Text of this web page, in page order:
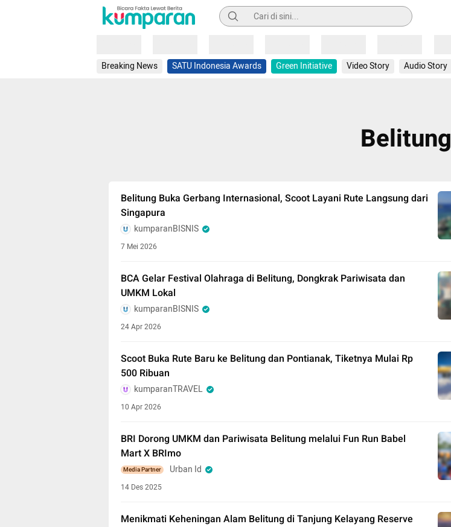
Pencarian
Breaking News SATU Indonesia Awards Green Initiative Video Story Audio Story
Belitung
Belitung Buka Gerbang Internasional, Scoot Layani Rute Langsung dari
Singapura
kumparanBISNIS
7 Mei 2026
BCA Gelar Festival Olahraga di Belitung, Dongkrak Pariwisata dan
UMKM Lokal
kumparanBISNIS
24 Apr 2026
Scoot Buka Rute Baru ke Belitung dan Pontianak, Tiketnya Mulai Rp
500 Ribuan
kumparanTRAVEL
10 Apr 2026
BRI Dorong UMKM dan Pariwisata Belitung melalui Fun Run Babel
Mart X BRImo
Media Partner Urban Id
14 Des 2025
Menikmati Keheningan Alam Belitung di Tanjung Kelayang Reserve